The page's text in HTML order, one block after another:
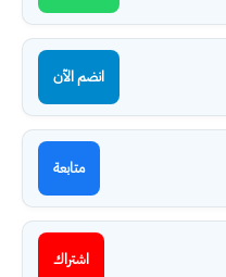
انضم الآن
متابعة
اشتراك